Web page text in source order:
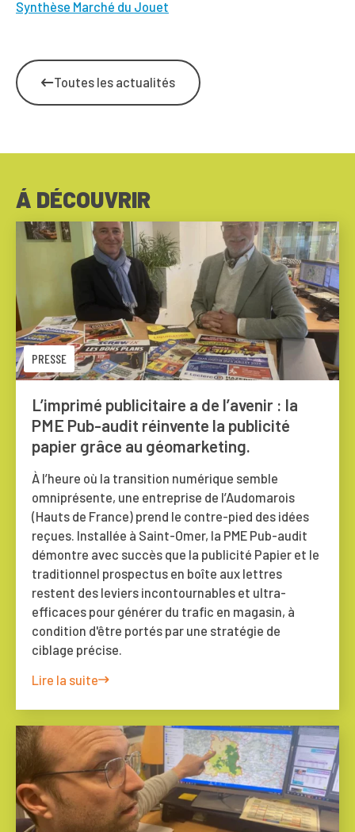
Synthèse Marché du Jouet
Toutes les actualités
Á DÉCOUVRIR
PRESSE
L’imprimé publicitaire a de l’avenir : la
PME Pub-audit réinvente la publicité
papier grâce au géomarketing.
À l’heure où la transition numérique semble
omniprésente, une entreprise de l’Audomarois
(Hauts de France) prend le contre-pied des idées
reçues. Installée à Saint-Omer, la PME Pub-audit
démontre avec succès que la publicité Papier et le
traditionnel prospectus en boîte aux lettres
restent des leviers incontournables et ultra-
efficaces pour générer du trafic en magasin, à
condition d'être portés par une stratégie de
ciblage précise.
Lire la suite